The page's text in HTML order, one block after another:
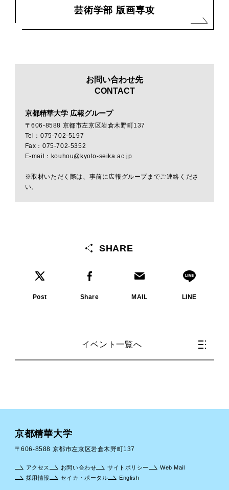
芸術学部 版画専攻
お問い合わせ先
CONTACT
京都精華大学 広報グループ
〒606-8588 京都市左京区岩倉木野町137
Tel：075-702-5197
Fax：075-702-5352
E-mail：kouhou@kyoto-seika.ac.jp
※取材いただく際は、事前に広報グループまでご連絡くださ
い。
SHARE
Post Share MAIL LINE
イベント一覧へ
京都精華大学
〒606-8588 京都市左京区岩倉木野町137
アクセス お問い合わせ サイトポリシー
Web Mail
採用情報
セイカ・ポータル English